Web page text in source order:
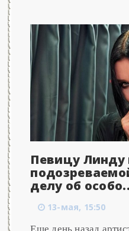
Певицу Линду
делу об особо..
13-мая, 15:50